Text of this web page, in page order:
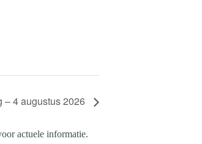
– 4 augustus 2026
actuele informatie.